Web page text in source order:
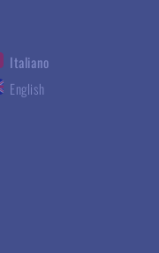
Italiano
English